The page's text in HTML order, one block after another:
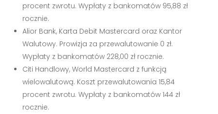
procent zwrotu. Wypłaty z bankomatów 95,88 zł
rocznie.
Alior Bank, Karta Debit Mastercard oraz Kantor
Walutowy. Prowizja za przewalutowanie 0 zł.
Wypłaty z bankomatów 228,00 zł rocznie.
Citi Handlowy, World Mastercard z funkcją
wielowalutową. Koszt przewalutowania 15,84
procent zwrotu. Wypłaty z bankomatów 144 zł
rocznie.